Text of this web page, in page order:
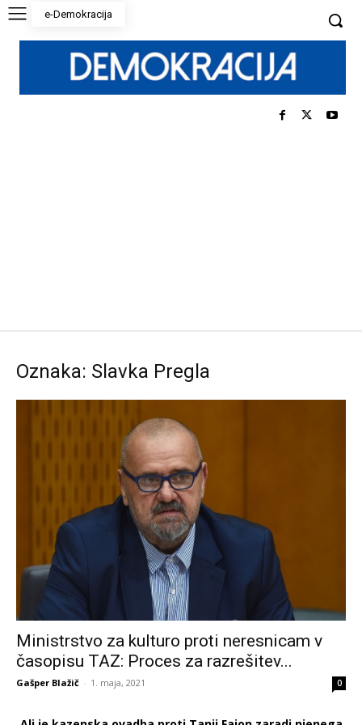
e-Demokracija
Oznaka: Slavka Pregla
Ministrstvo za kulturo proti neresnicam v
časopisu TAZ: Proces za razrešitev...
Gašper Blažič - 1. maja, 2021 0